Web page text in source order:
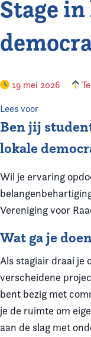
Stage
19 mei 2026
Lees voor
Ben jij
lokale
Wil je ervaring
Vereniging voor
Wat ga je
Als stagiair draai je
verscheidene
bent bezig met
je de ruimte om
aan de slag met